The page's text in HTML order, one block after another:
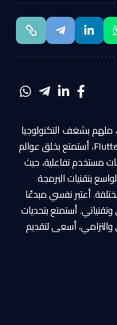
بشغف التكنولوجيا
والإبداع. كمصمم مواقع ومبرمج تطبيقات موبايل باستخدام Flutter، أستمتع بخلق عوالم
مستخدم تفاعلية، حيث
بتقنيات البرمجة
أعتبر نفسي مبدعًا
أستمتع بتحديات
أسعى لتقديم